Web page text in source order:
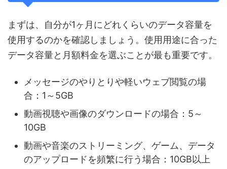
まずは、自分が1ヶ月にどれくらいのデータ容量を
使用するのかを確認しましょう。使用用途に合った
データ容量と月額料金を選ぶことが最も重要です。
メッセージのやりとりや軽いウェブ閲覧の場
合：1～5GB
動画視聴や画像のダウンロードの場合：5～
10GB
動画や音楽のストリーミング、ゲーム、データ
のアップロードを頻繁に行う場合：10GB以上